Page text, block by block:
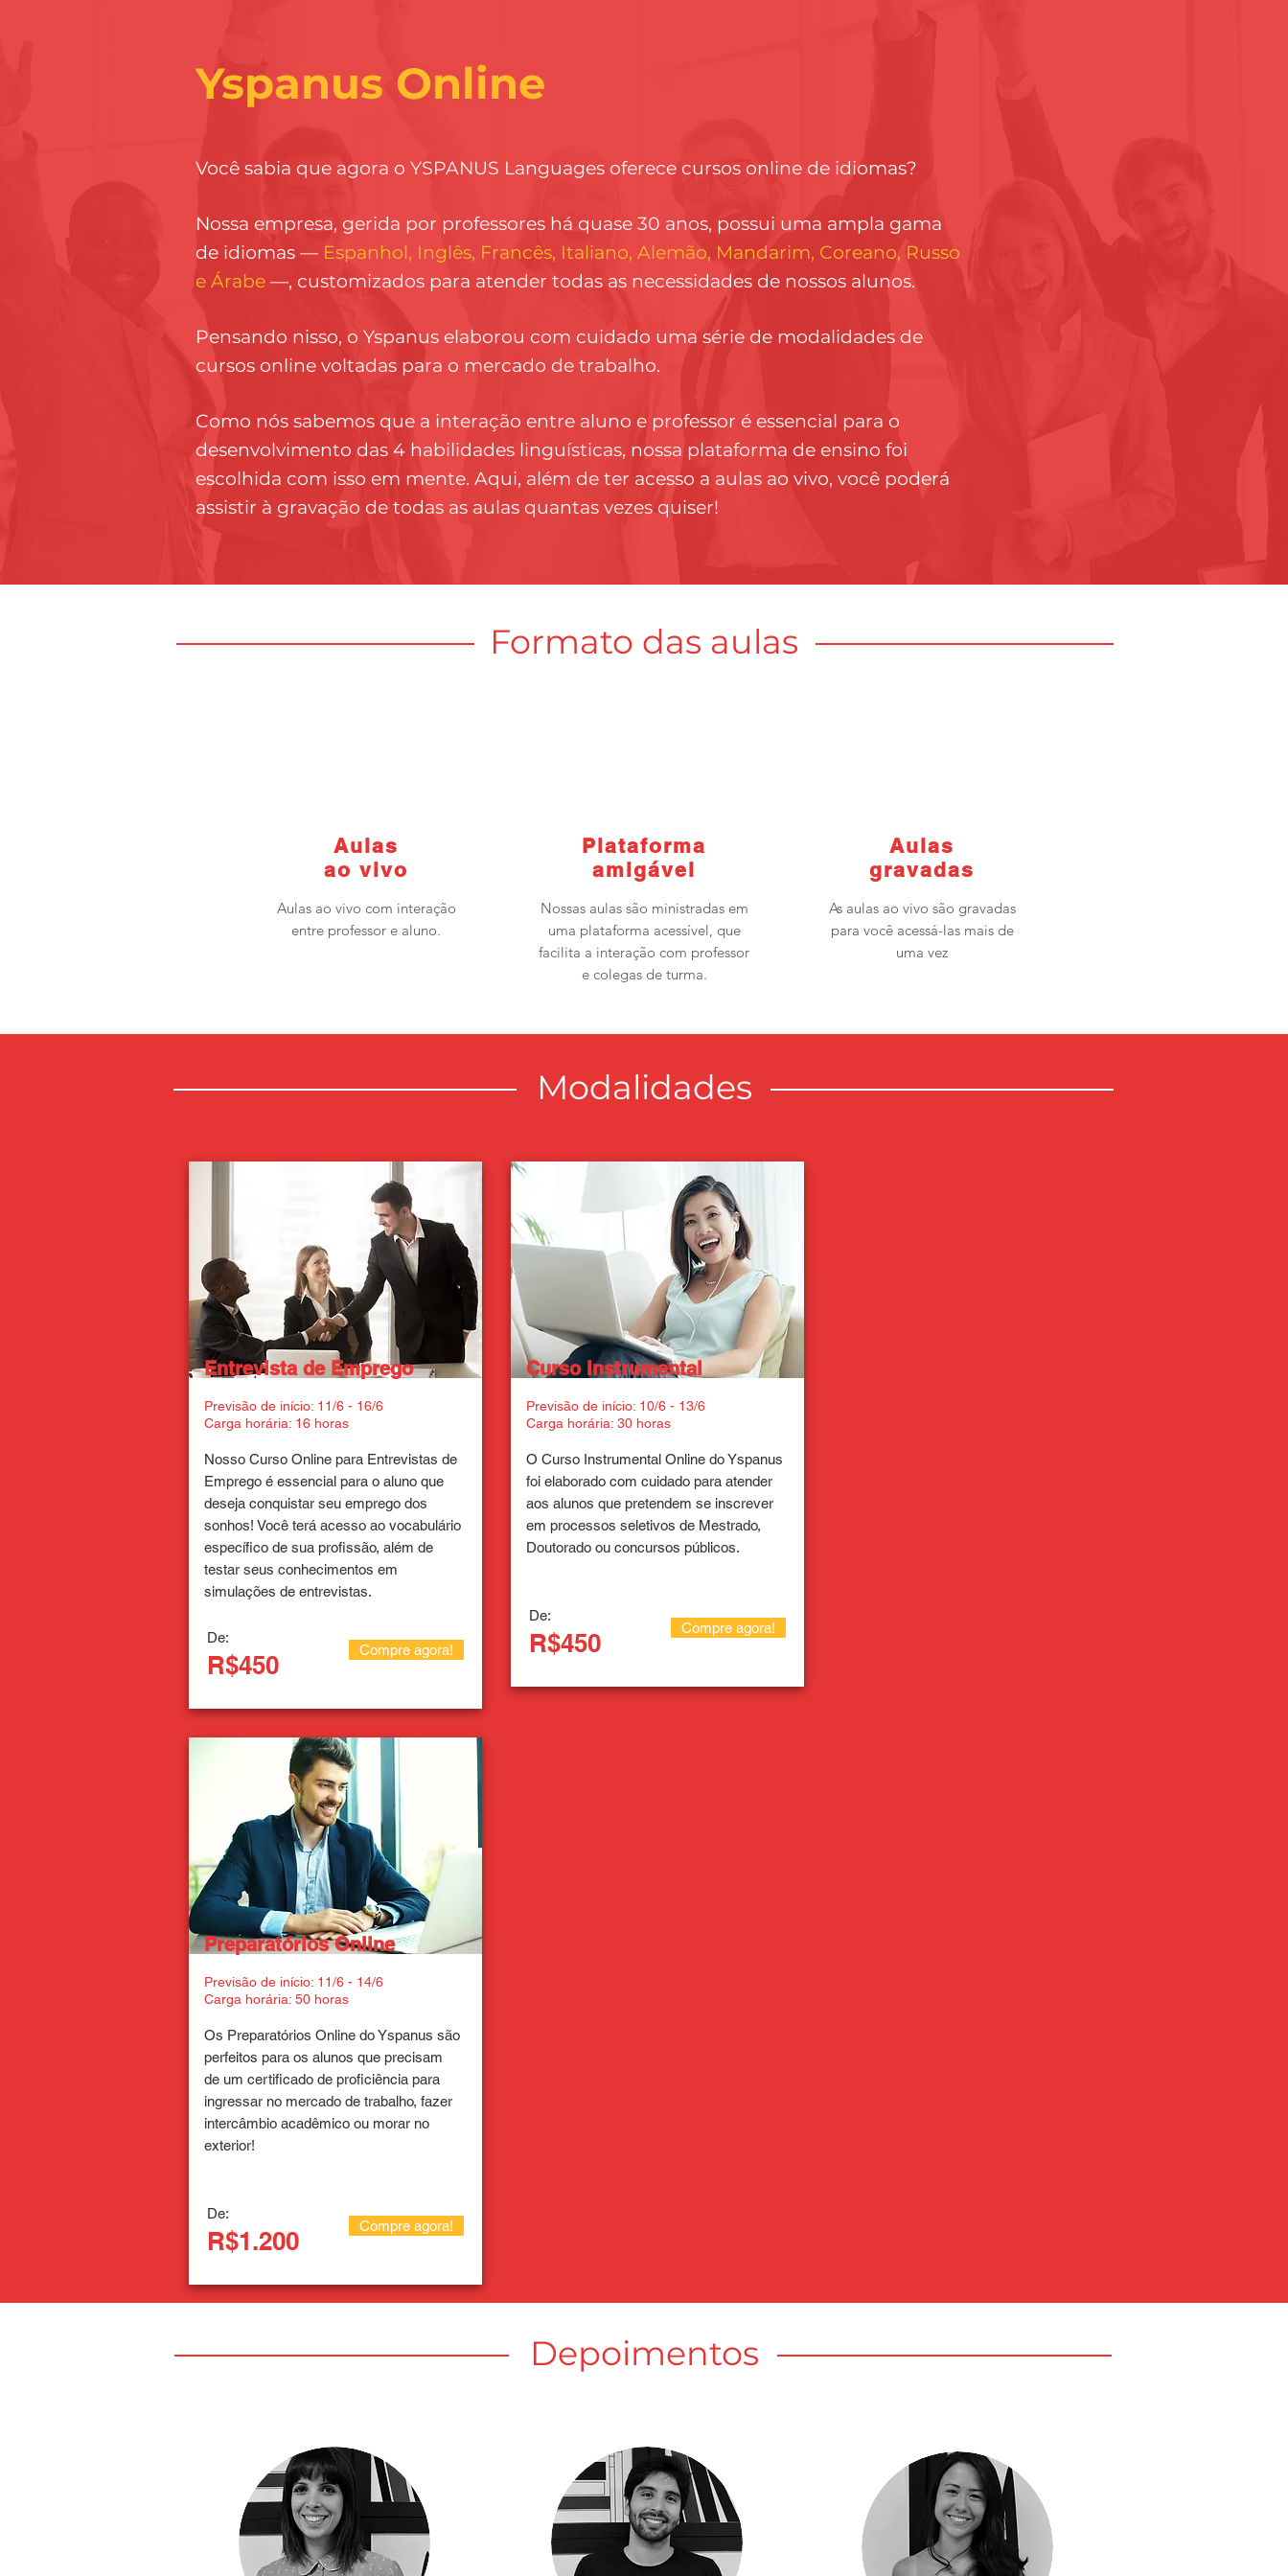
Yspanus Online
Você sabia que agora o YSPANUS Languages oferece cursos online de idiomas?
Nossa empresa, gerida por professores há quase 30 anos, possui uma ampla gama
de idiomas — Espanhol, Inglês, Francês, Italiano, Alemão, Mandarim, Coreano, Russo
e Árabe —, customizados para atender todas as necessidades de nossos alunos.
Pensando nisso, o Yspanus elaborou com cuidado uma série de modalidades de
cursos online voltadas para o mercado de trabalho.
Como nós sabemos que a interação entre aluno e professor é essencial para o
desenvolvimento das 4 habilidades linguísticas, nossa plataforma de ensino foi
escolhida com isso em mente. Aqui, além de ter acesso a aulas ao vivo, você poderá
assistir à gravação de todas as aulas quantas vezes quiser!
Formato das aulas
Aulas
ao vivo
Aulas ao vivo com interação
entre professor e aluno.
Plataforma
amigável
Nossas aulas são ministradas em
uma plataforma acessível, que
facilita a interação com professor
e colegas de turma.
Aulas
gravadas
As aulas ao vivo são gravadas
para você acessá-las mais de
uma vez
Modalidades
Entrevista de Emprego
Previsão de início: 11/6 - 16/6
Carga horária: 16 horas
Nosso Curso Online para Entrevistas de
Emprego é essencial para o aluno que
deseja conquistar seu emprego dos
sonhos! Você terá acesso ao vocabulário
específico de sua profissão, além de
testar seus conhecimentos em
simulações de entrevistas.
De:
R$450
Compre agora!
Curso Instrumental
Previsão de início: 10/6 - 13/6
Carga horária: 30 horas
O Curso Instrumental Online do Yspanus
foi elaborado com cuidado para atender
aos alunos que pretendem se inscrever
em processos seletivos de Mestrado,
Doutorado ou concursos públicos.
De:
R$450
Compre agora!
Preparatórios Online
Previsão de início: 11/6 - 14/6
Carga horária: 50 horas
Os Preparatórios Online do Yspanus são
perfeitos para os alunos que precisam
de um certificado de proficiência para
ingressar no mercado de trabalho, fazer
intercâmbio acadêmico ou morar no
exterior!
De:
R$1.200
Compre agora!
Depoimentos